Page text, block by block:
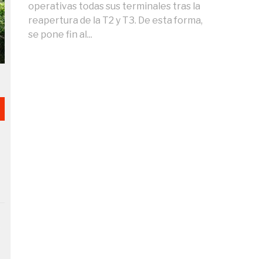
operativas todas sus terminales tras la
reapertura de la T2 y T3. De esta forma,
se pone fin al...